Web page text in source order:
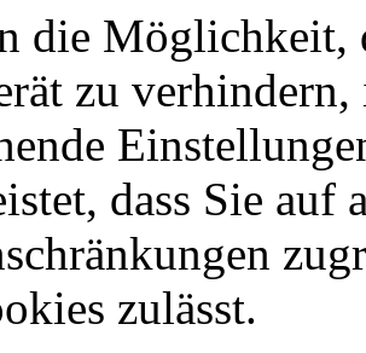
die Möglichkeit,
zu
dass Sie auf
zulässt.